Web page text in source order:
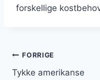
forskellige
FORRIGE
Tykke amerikanse